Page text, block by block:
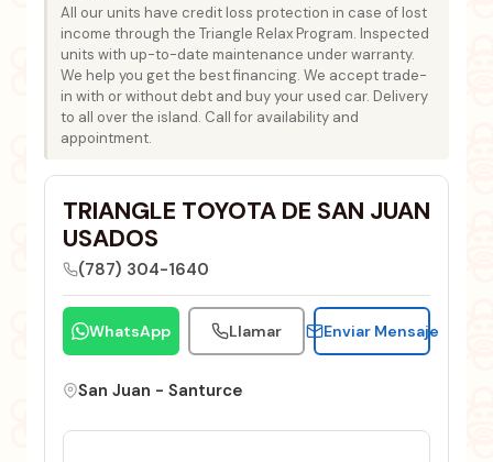
All our units have credit loss protection in case of lost
income through the Triangle Relax Program. Inspected
units with up-to-date maintenance under warranty.
We help you get the best financing. We accept trade-
in with or without debt and buy your used car. Delivery
to all over the island. Call for availability and
appointment.
TRIANGLE TOYOTA DE SAN JUAN
USADOS
(787) 304-1640
WhatsApp Llamar Enviar Mensaje
San Juan - Santurce